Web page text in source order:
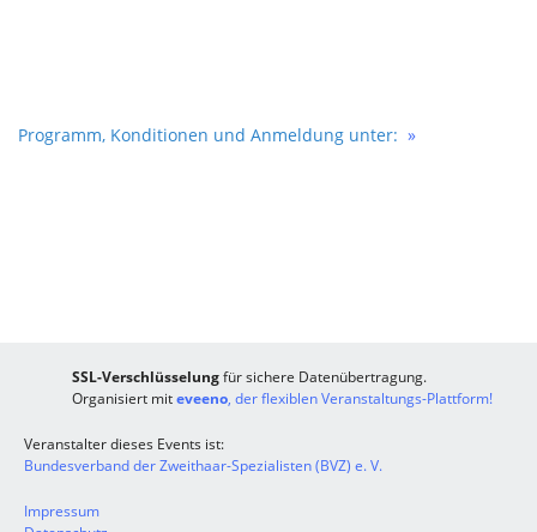
Programm, Konditionen und Anmeldung unter: »
SSL-Verschlüsselungfür sichere Datenübertragung.
Organisiert miteveeno, der flexiblen Veranstaltungs-Plattform!
Veranstalter dieses Events ist:
Bundesverband der Zweithaar-Spezialisten (BVZ) e. V.
Impressum